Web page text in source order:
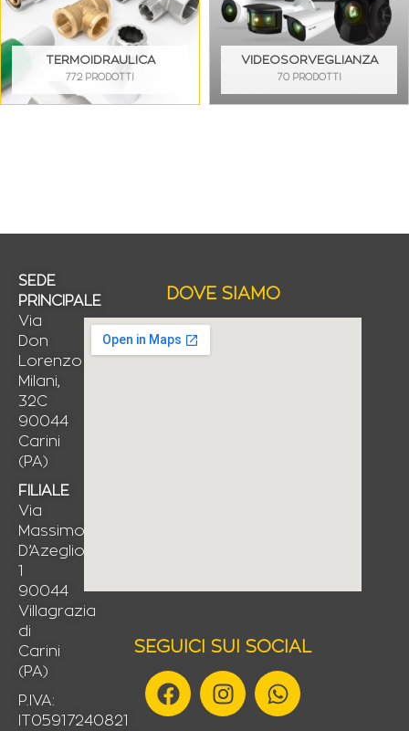
TERMOIDRAULICA
772 PRODOTTI
VIDEOSORVEGLIANZA
70 PRODOTTI
SEDE
PRINCIPALE
Via
Don
Lorenzo
Milani,
32C
90044
Carini
(PA)
FILIALE
Via
Massimo
D’Azeglio,
1
90044
Villagrazia
di
Carini
(PA)
P.IVA:
IT05917240821
DOVE SIAMO
SEGUICI SUI SOCIAL
F
a
I
n
W
h